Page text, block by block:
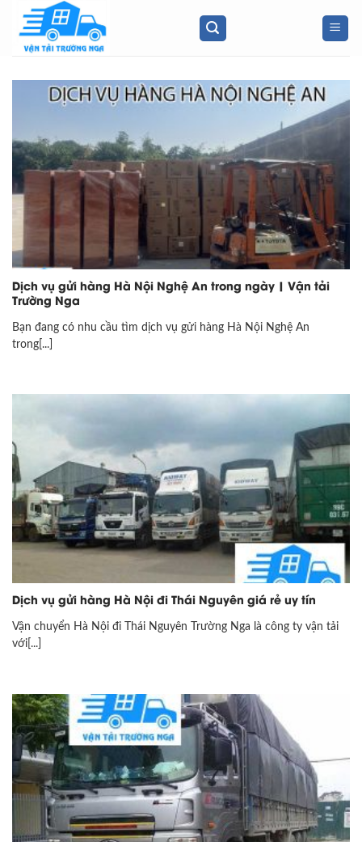
content
Dịch vụ gửi hàng Hà Nội Nghệ An trong ngày | Vận tải
Trường Nga
Bạn đang có nhu cầu tìm dịch vụ gửi hàng Hà Nội Nghệ An
trong[...]
Dịch vụ gửi hàng Hà Nội đi Thái Nguyên giá rẻ uy tín
Vận chuyển Hà Nội đi Thái Nguyên Trường Nga là công ty vận tải
với[...]